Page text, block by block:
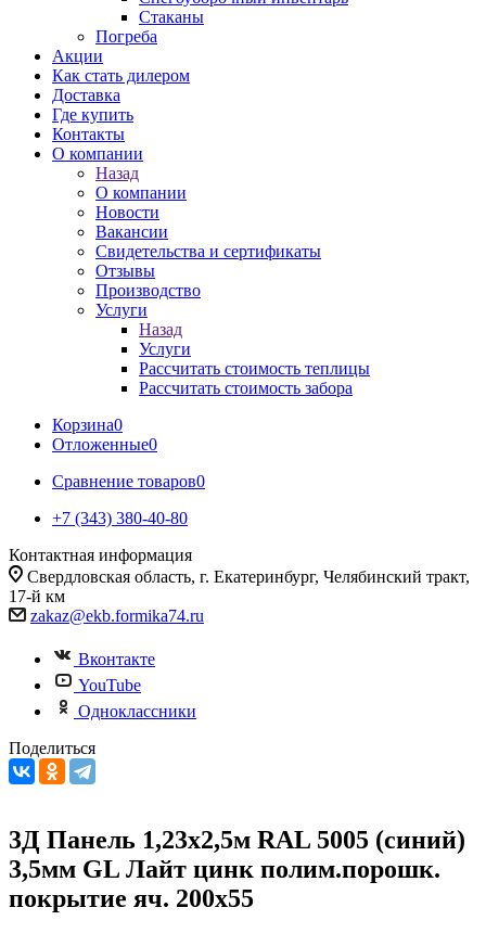
Стаканы
Погреба
Акции
Как стать дилером
Доставка
Где купить
Контакты
О компании
Назад
О компании
Новости
Вакансии
Свидетельства и сертификаты
Отзывы
Производство
Услуги
Назад
Услуги
Рассчитать стоимость теплицы
Рассчитать стоимость забора
Корзина0
Отложенные0
Сравнение товаров0
+7 (343) 380-40-80
Контактная информация
Свердловская область, г. Екатеринбург, Челябинский тракт,
17-й км
zakaz@ekb.formika74.ru
Вконтакте
YouTube
Одноклассники
Поделиться
3Д Панель 1,23х2,5м RAL 5005 (синий)
3,5мм GL Лайт цинк полим.порошк.
покрытие яч. 200х55